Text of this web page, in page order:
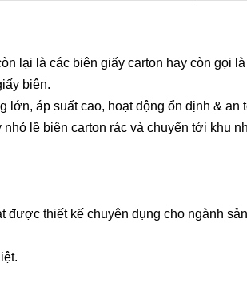
lại là các biên giấy carton hay còn gọi
biên.
áp suất cao, hoạt động ổn định & an
lề biên carton rác và chuyển tới khu
được thiết kế chuyên dụng cho ngành